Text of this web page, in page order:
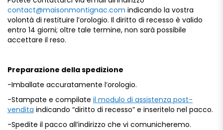
contact@maisonmontignac.com indicando la vostra
volontà di restituire l’orologio. Il diritto di recesso è valido
entro 14 giorni; oltre tale termine, non sarà possibile
accettare il reso.
Preparazione dellaspedizione
-Imballate accuratamente l’orologio.
-Stampate e compilate il modulo di assistenza post-
vendita indicando “diritto di recesso” e inseritelo nel pacco.
-Spedite il pacco all’indirizzo che vi comunicheremo.